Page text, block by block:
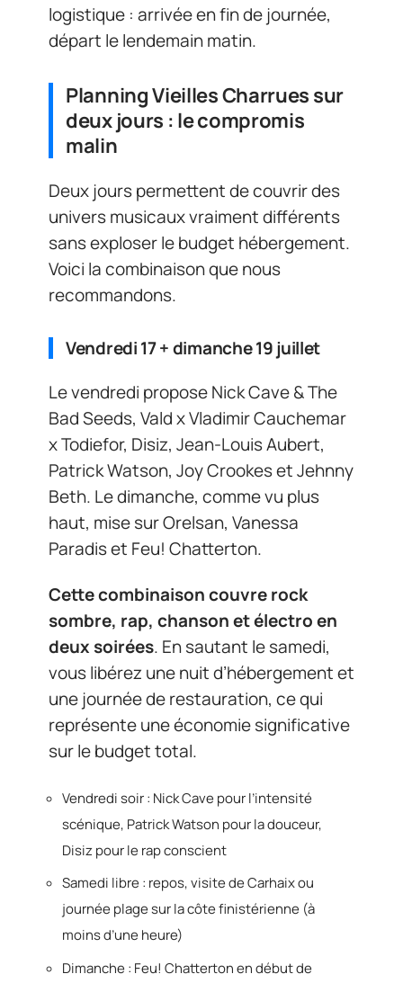
logistique : arrivée en fin de journée,
départ le lendemain matin.
Planning Vieilles Charrues sur
deux jours : le compromis
malin
Deux jours permettent de couvrir des
univers musicaux vraiment différents
sans exploser le budget hébergement.
Voici la combinaison que nous
recommandons.
Vendredi 17 + dimanche 19 juillet
Le vendredi propose Nick Cave & The
Bad Seeds, Vald x Vladimir Cauchemar
x Todiefor, Disiz, Jean-Louis Aubert,
Patrick Watson, Joy Crookes et Jehnny
Beth. Le dimanche, comme vu plus
haut, mise sur Orelsan, Vanessa
Paradis et Feu! Chatterton.
Cette combinaison couvre rock
sombre, rap, chanson et électro en
deux soirées. En sautant le samedi,
vous libérez une nuit d’hébergement et
une journée de restauration, ce qui
représente une économie significative
sur le budget total.
Vendredi soir : Nick Cave pour l’intensité
scénique, Patrick Watson pour la douceur,
Disiz pour le rap conscient
Samedi libre : repos, visite de Carhaix ou
journée plage sur la côte finistérienne (à
moins d’une heure)
Dimanche : Feu! Chatterton en début de